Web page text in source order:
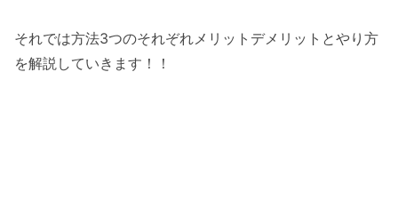
それでは方法3つのそれぞれメリットデメリットとやり方
を解説していきます！！